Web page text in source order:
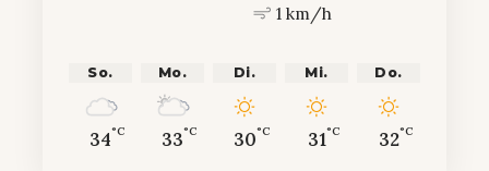
1 km/h
So.
34°C
Mo.
33°C
Di.
30°C
Mi.
31°C
Do.
32°C